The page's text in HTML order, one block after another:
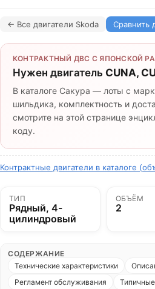
← Все двигатели Skoda Сравнить
КОНТРАКТНЫЙ ДВС С ЯПОНСКОЙ
Нужен двигатель CUNA,
В каталоге Сакура — лоты с
шильдика, комплектность и
смотрите на этой странице
коду.
Контрактные двигатели в каталоге
ТИП
Рядный, 4-
цилиндровый
ОБЪЁМ
2
СОДЕРЖАНИЕ
Технические характеристики
Регламент обслуживания